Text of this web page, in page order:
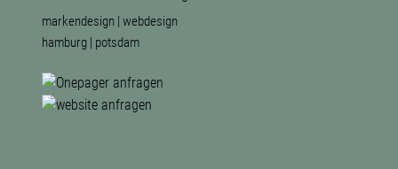
markendesign | webdesign
hamburg | potsdam